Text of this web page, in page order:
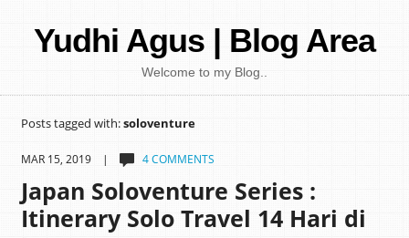
Yudhi Agus | Blog Area
Welcome to my Blog..
Posts tagged with:soloventure
MAR 15, 2019 | 4 COMMENTS
Japan Soloventure Series :
Itinerary Solo Travel 14 Hari di